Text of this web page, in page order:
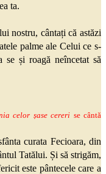
ta.
nostru, cântați că astăzi
palme ale Celui ce s-
se și roagă neîncetat să
celor șase cereri se cântă
curata Fecioara, din
Tatălui. Și să strigăm,
este pântecele care a